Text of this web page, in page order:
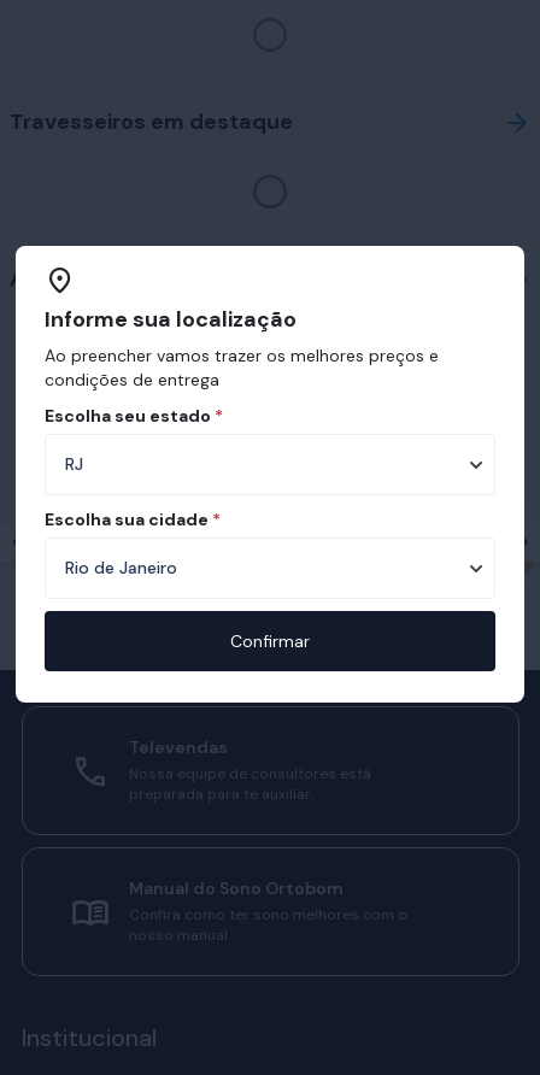
Travesseiros em destaque
Acessórios
Ortobom
Televendas
Nossa equipe de consultores está
preparada para te auxiliar.
Manual do Sono Ortobom
Confira como ter sono melhores com o
nosso manual.
Institucional
Informe sua localização
Ao preencher vamos trazer os melhores preços e
condições de entrega
Escolha seu estado *
Escolha sua cidade *
Confirmar